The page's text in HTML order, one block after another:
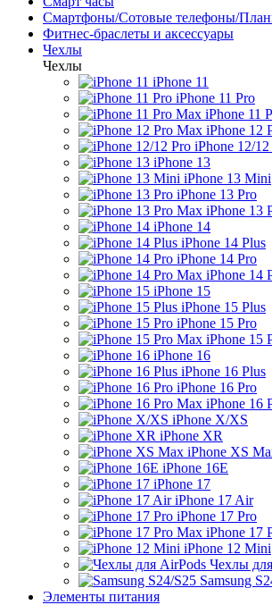
Смартфоны/Сотовые телефоны/
Фитнес-браслеты и аксессуары
Чехлы
Чехлы
iPhone 11
iPhone 11 Pro
iPhone 11
iPhone 12
iPhone 12/12
iPhone 13
iPhone 13 Mini
iPhone 13 Pro
iPhone 13
iPhone 14
iPhone 14 Plus
iPhone 14 Pro
iPhone 14
iPhone 15
iPhone 15 Plus
iPhone 15 Pro
iPhone 15
iPhone 16
iPhone 16 Plus
iPhone 16 Pro
iPhone 16
iPhone X/XS
iPhone XR
iPhone XS
iPhone 16E
iPhone 17
iPhone 17 Air
iPhone 17 Pro
iPhone 17
iPhone 12 Mini
Чехлы
Samsung
Элементы питания